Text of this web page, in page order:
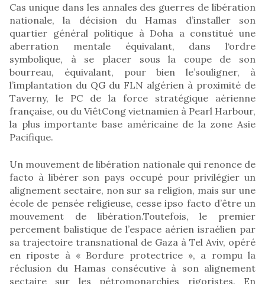
Cas unique dans les annales des guerres de libération
nationale, la décision du Hamas d’installer son
quartier général politique à Doha a constitué une
aberration mentale équivalant, dans l‘ordre
symbolique, à se placer sous la coupe de son
bourreau, équivalant, pour bien le’souligner, à
l’implantation du QG du FLN algérien à proximité de
Taverny, le PC de la force stratégique aérienne
française, ou du ViêtCong vietnamien à Pearl Harbour,
la plus importante base américaine de la zone Asie
Pacifique.
Un mouvement de libération nationale qui renonce de
facto à libérer son pays occupé pour privilégier un
alignement sectaire, non sur sa religion, mais sur une
école de pensée religieuse, cesse ipso facto d’être un
mouvement de libération.Toutefois, le premier
percement balistique de l’espace aérien israélien par
sa trajectoire transnational de Gaza à Tel Aviv, opéré
en riposte à « Bordure protectrice », a rompu la
réclusion du Hamas consécutive à son alignement
sectaire sur les pétromonarchies rigoristes. En